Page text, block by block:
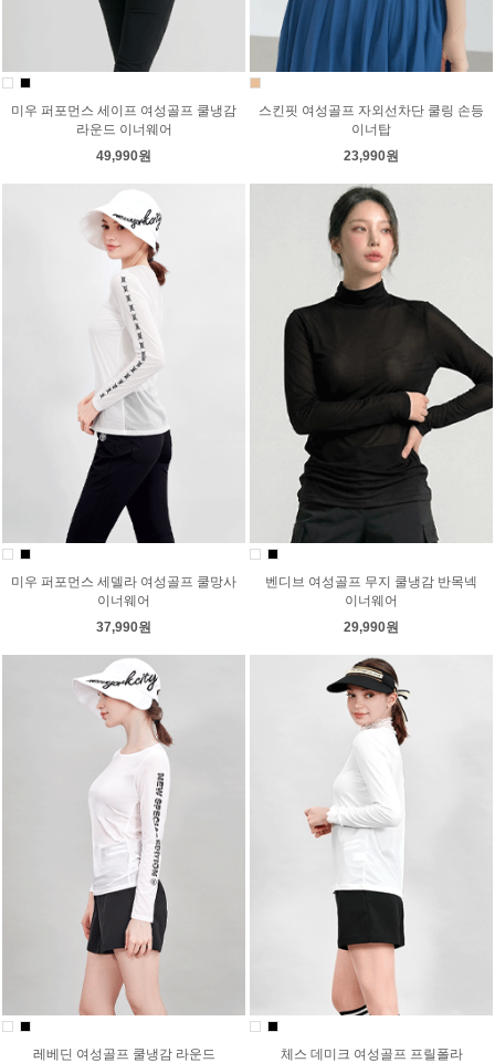
미우 퍼포먼스 세이프 여성골프 쿨냉감
라운드 이너웨어
49,990원
스킨핏 여성골프 자외선차단 쿨링 손등
이너탑
23,990원
미우 퍼포먼스 세델라 여성골프 쿨망사
이너웨어
37,990원
벤디브 여성골프 무지 쿨냉감 반목넥
이너웨어
29,990원
레베딘 여성골프 쿨냉감 라운드
체스 데미크 여성골프 프릴폴라